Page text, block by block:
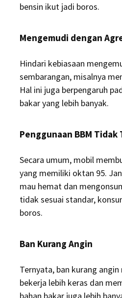
bensin ikut jadi boros.
Mengemudi dengan
Hindari kebiasaan
sembarangan, misalnya
Hal ini juga berpengaruh
bakar yang lebih banyak.
Penggunaan BBM Tidak
Secara umum, mobil
yang memiliki oktan 95.
mau hemat dan
tidak sesuai standar,
boros.
Ban Kurang Angin
Ternyata, ban kurang
bekerja lebih keras dan